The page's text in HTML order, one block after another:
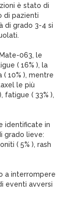
è stato di
di pazienti
di grado 3-4 si
063, le
( 16% ), la
( 10% ), mentre
le più
fatigue ( 33% ),
identificate in
grado lieve:
( 5% ), rash
a interrompere
eventi avversi